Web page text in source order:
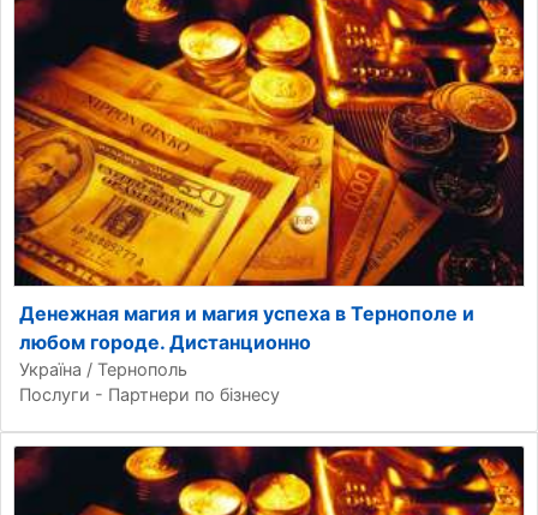
Денежная магия и магия успеха в Тернополе и
любом городе. Дистанционно
Україна / Тернополь
Послуги - Партнери по бізнесу